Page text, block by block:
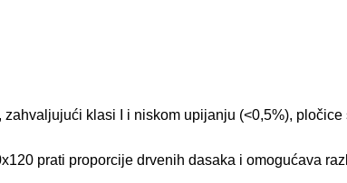
zahvaljujući klasi I i niskom upijanju (<0,5%), pločice
prati proporcije drvenih dasaka i omogućava